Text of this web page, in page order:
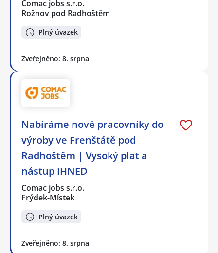
Comac jobs s.r.o.
Rožnov pod Radhoštěm
Plný úvazek
Zveřejněno: 8. srpna
Nabíráme nové pracovníky do
výroby ve Frenštátě pod
Radhoštěm | Vysoký plat a
nástup IHNED
Comac jobs s.r.o.
Frýdek-Místek
Plný úvazek
Zveřejněno: 8. srpna